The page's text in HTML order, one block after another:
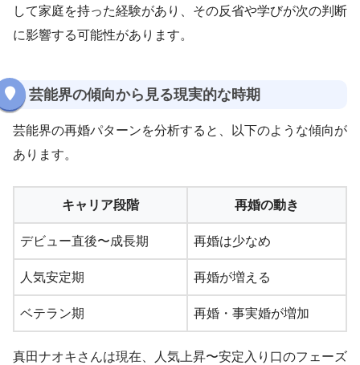
して家庭を持った経験があり、その反省や学びが次の判断
に影響する可能性があります。
芸能界の傾向から見る現実的な時期
芸能界の再婚パターンを分析すると、以下のような傾向が
あります。
キャリア段階 再婚の動き
デビュー直後〜成長期 再婚は少なめ
人気安定期 再婚が増える
ベテラン期 再婚・事実婚が増加
真田ナオキさんは現在、人気上昇〜安定入り口のフェーズ